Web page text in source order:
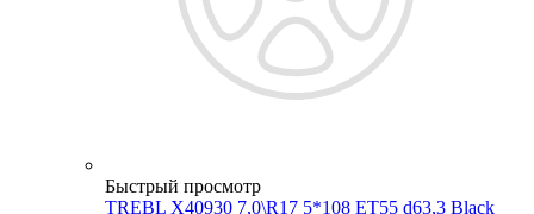
Быстрый просмотр
TREBL X40930 7,0\R17 5*108 ET55 d63,3 Black